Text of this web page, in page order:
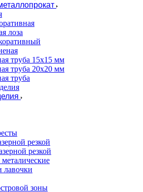
лоза
труба 15х15 мм
труба 20х20 мм
труба
резкой
резкой
лавочки